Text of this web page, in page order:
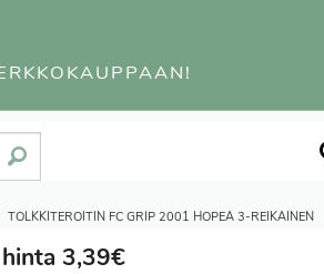
TÖLKKITEROITIN FC GRIP 2001 HOPEA 3-REIKÄINEN
3,39€